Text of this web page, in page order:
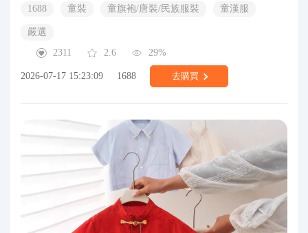
1688 童裝 童旗袍/唐裝/民族服裝 童漢服
嚴選
2311
2.6 29%
2026-07-17 15:23:09 1688 去購買